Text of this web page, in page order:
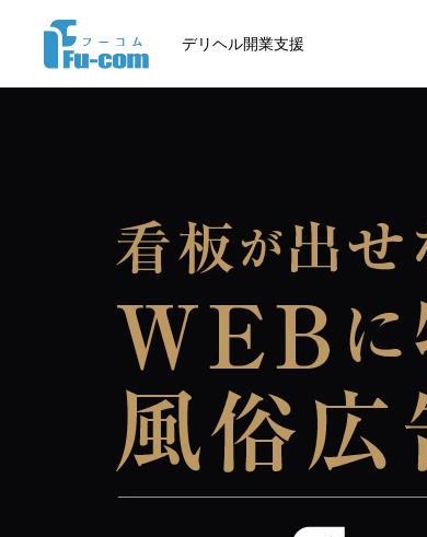
デリヘル開業支援